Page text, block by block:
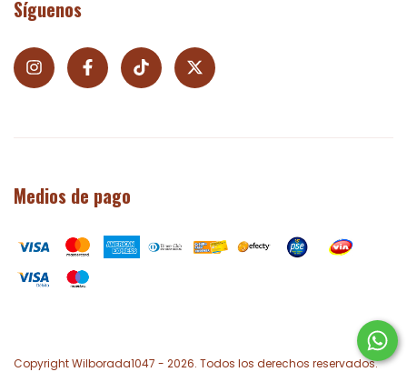
Síguenos
Medios de pago
Copyright Wilborada1047 - 2026. Todos los derechos reservados.